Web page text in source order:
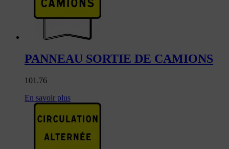
PANNEAU SORTIE DE CAMIONS
101.76
En savoir plus